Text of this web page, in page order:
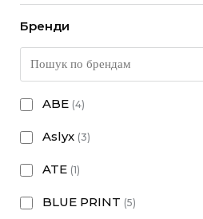
Бренди
ABE (4)
Aslyx (3)
ATE (1)
BLUE PRINT (5)